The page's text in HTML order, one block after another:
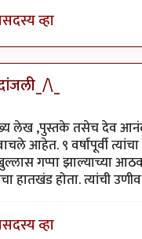
सदस्य व्हा
\_
लेख ,पुस्तके तसेच देव
आहेत. ९ वर्षांपूर्वी
गप्पा झाल्याच्या
हातखंड होता. त्यांची
सदस्य व्हा